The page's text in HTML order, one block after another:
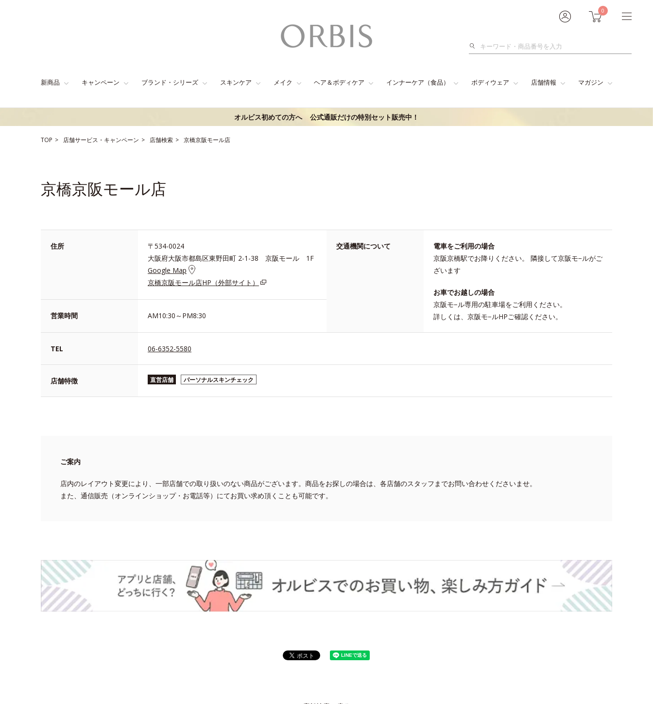
0
検
新商品 キャンペーン ブランド・シリーズ スキンケア メイク ヘア＆ボディケア インナーケア（食品） ボディウェア 店舗情報 マガジン
オルビス初めての方へ 公式通販だけの特別セット販売中！
TOP 店舗サービス・キャンペーン 店舗検索 京橋京阪モール店
京橋京阪モール店
住所
〒534-0024
大阪府大阪市都島区東野田町 2-1-38 京阪モール 1F
Google Map
京橋京阪モール店HP（外部サイト）
交通機関について
電車をご利用の場合
京阪京橋駅でお降りください。 隣接して京阪モ−ルがご
ざいます
お車でお越しの場合
京阪モ−ル専用の駐車場をご利用ください。
詳しくは、京阪モ−ルHPご確認ください。
営業時間 AM10:30～PM8:30
TEL 06-6352-5580
店舗特徴 直営店舗 パーソナルスキンチェック
ご案内
店内のレイアウト変更により、一部店舗での取り扱いのない商品がございます。商品をお探しの場合は、各店舗のスタッフまでお問い合わせくださいませ。
また、通信販売（オンラインショップ・お電話等）にてお買い求め頂くことも可能です。